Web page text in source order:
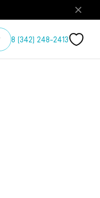
8 (342) 248-2413